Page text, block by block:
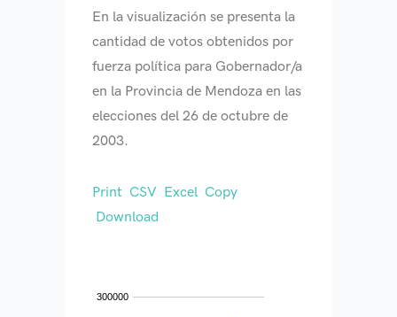
En la visualización se presenta la
cantidad de votos obtenidos por
fuerza política para Gobernador/a
en la Provincia de Mendoza en las
elecciones del 26 de octubre de
2003.
Print CSV Excel Copy
Download
300000